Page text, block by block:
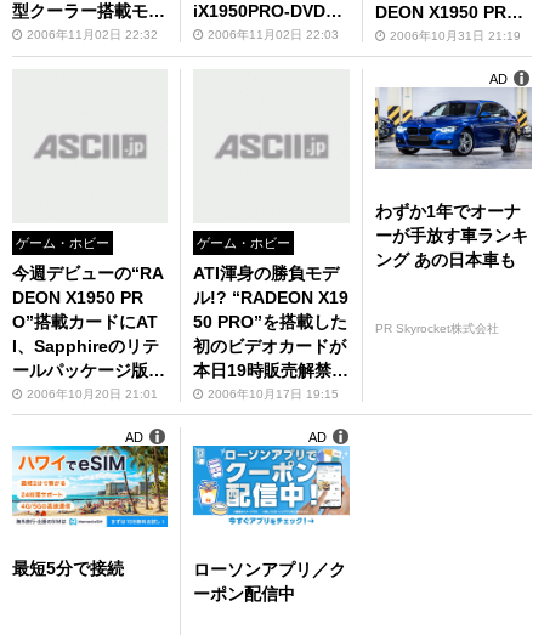
型クーラー搭載モデ
ル「RX1950PRO-T
2D256E」！
2006年11月02日 22:32
iX1950PRO-DVD25
6」がXIAiから登
場！
2006年11月02日 22:03
DEON X1950 PR
O”搭載カードがAS
USTeKから！
2006年10月31日 21:19
ゲーム・ホビー
今週デビューの“RA
DEON X1950 PR
O”搭載カードにAT
I、Sapphireのリテ
ールパッケージ版が
登場！
2006年10月20日 21:01
ゲーム・ホビー
ATI渾身の勝負モデ
ル!? “RADEON X19
50 PRO”を搭載した
初のビデオカードが
本日19時販売解禁
に！第1弾はPowerc
olor!!
2006年10月17日 19:15
わずか1年でオーナ
ーが手放す車ランキ
ング あの日本車も
PR Skyrocket株式会社
AD
最短5分で接続
AD
ローソンアプリ／ク
ーポン配信中
AD